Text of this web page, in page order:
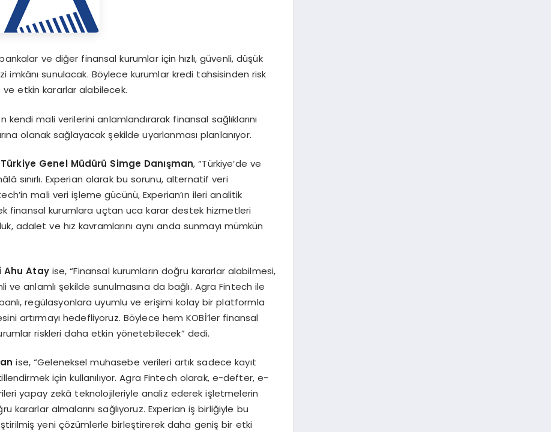
ve diğer finansal kurumlar için hızlı, güvenli, düşük
sunulacak. Böylece kurumlar kredi tahsisinden risk
etkin kararlar alabilecek.
kendi mali verilerini anlamlandırarak finansal sağlıklarını
olanak sağlayacak şekilde uyarlanması planlanıyor.
ürkiye Genel Müdürü Simge Danışman, “Türkiye’de ve
sınırlı. Experian olarak bu sorunu, alternatif veri
mali veri işleme gücünü, Experian’ın ileri analitik
finansal kurumlara uçtan uca karar destek hizmetleri
adalet ve hız kavramlarını aynı anda sunmayı mümkün
Ahu Atayise, “Finansal kurumların doğru kararlar alabilmesi,
ve anlamlı şekilde sunulmasına da bağlı. Agra Fintech ile
regülasyonlara uyumlu ve erişimi kolay bir platformla
artırmayı hedefliyoruz. Böylece hem KOBİ’ler finansal
riskleri daha etkin yönetebilecek” dedi.
ise, “Geleneksel muhasebe verileri artık sadece kayıt
için kullanılıyor. Agra Fintech olarak, e-defter, e-
yapay zekâ teknolojileriyle analiz ederek işletmelerin
kararlar almalarını sağlıyoruz. Experian iş birliğiyle bu
yeni çözümlerle birleştirerek daha geniş bir etki